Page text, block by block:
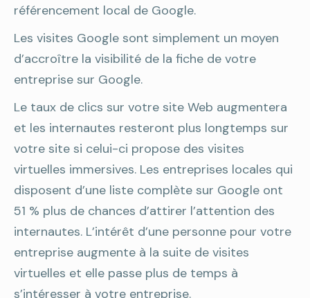
référencement local de Google.
Les visites Google sont simplement un moyen
d’accroître la visibilité de la fiche de votre
entreprise sur Google.
Le taux de clics sur votre site Web augmentera
et les internautes resteront plus longtemps sur
votre site si celui-ci propose des visites
virtuelles immersives. Les entreprises locales qui
disposent d’une liste complète sur Google ont
51 % plus de chances d’attirer l’attention des
internautes. L’intérêt d’une personne pour votre
entreprise augmente à la suite de visites
virtuelles et elle passe plus de temps à
s’intéresser à votre entreprise.